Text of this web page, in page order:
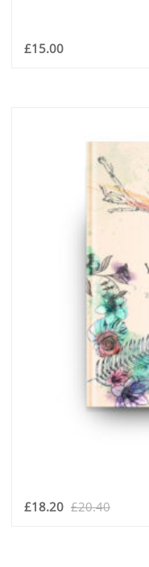
£15.00
£20.40
السعر £18.20